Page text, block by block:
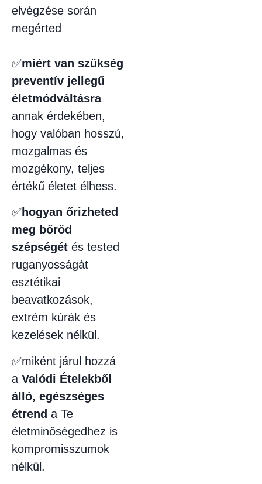
elvégzése során
megérted
✅miért van szükség
preventív jellegű
életmódváltásra
annak érdekében,
hogy valóban hosszú,
mozgalmas és
mozgékony, teljes
értékű életet élhess.
✅hogyan őrizheted
meg bőröd
szépségét és tested
ruganyosságát
esztétikai
beavatkozások,
extrém kúrák és
kezelések nélkül.
✅miként járul hozzá
a Valódi Ételekből
álló, egészséges
étrend a Te
életminőségedhez is
kompromisszumok
nélkül.